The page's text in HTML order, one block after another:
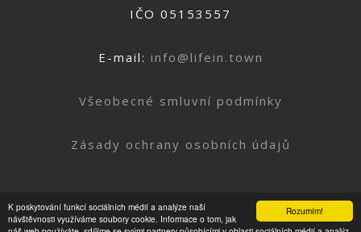
Rozumím!
K poskytování funkcí sociálních médií a analýze naší
návštěvnosti využíváme soubory cookie. Informace o tom, jak
IČO 05153557
E-mail: info@lifein.town
Všeobecné smluvní podmínky
Zásady ochrany osobních údajů
Nahoru